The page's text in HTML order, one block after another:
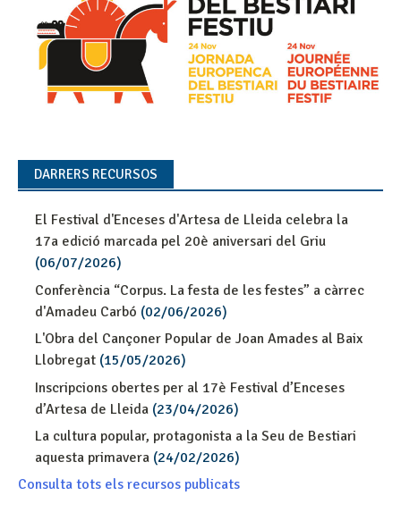
DARRERS RECURSOS
El Festival d'Enceses d'Artesa de Lleida celebra la
17a edició marcada pel 20è aniversari del Griu
(06/07/2026)
Conferència “Corpus. La festa de les festes” a càrrec
d'Amadeu Carbó (02/06/2026)
L'Obra del Cançoner Popular de Joan Amades al Baix
Llobregat (15/05/2026)
Inscripcions obertes per al 17è Festival d’Enceses
d’Artesa de Lleida (23/04/2026)
La cultura popular, protagonista a la Seu de Bestiari
aquesta primavera (24/02/2026)
Consulta tots els recursos publicats